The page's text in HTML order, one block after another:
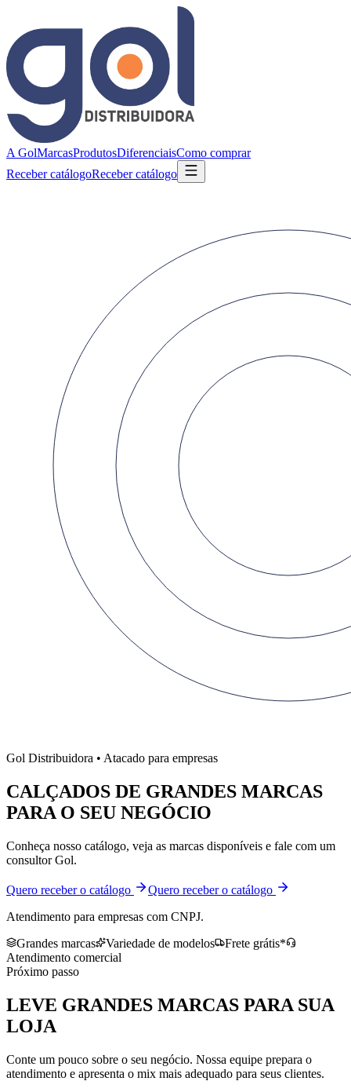
A GolMarcasProdutosDiferenciaisComo comprar
Receber catálogoReceber catálogo
Gol Distribuidora • Atacado para empresas
CALÇADOS DE GRANDES MARCAS
PARA O SEU NEGÓCIO
Conheça nosso catálogo, veja as marcas disponíveis e fale com um
consultor Gol.
Quero receber o catálogo
Quero receber o catálogo
Atendimento para empresas com CNPJ.
Grandes marcas
Variedade de modelos
Frete grátis*
Atendimento comercial
Próximo passo
LEVE GRANDES MARCAS PARA SUA
LOJA
Conte um pouco sobre o seu negócio. Nossa equipe prepara o
atendimento e apresenta o mix mais adequado para seus clientes.